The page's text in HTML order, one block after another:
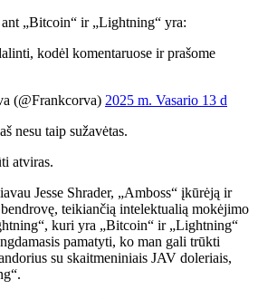
„Bitcoin“ ir „Lightning“ yra:
kodėl komentaruose ir prašome
(@Frankcorva) 2025 m. Vasario 13 d
nesu taip sužavėtas.
atviras.
Jesse Shrader, „Amboss“ įkūrėją ir
teikiančią intelektualią mokėjimo
kuri yra „Bitcoin“ ir „Lightning“
pamatyti, ko man gali trūkti
su skaitmeniniais JAV doleriais,